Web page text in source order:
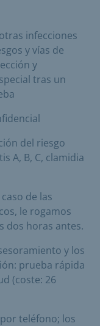
infecciones
y vías de
y
tras un
del riesgo
A, B, C, clamidia
de las
le rogamos
dos horas antes.
y los
prueba rápida
(coste: 26
teléfono; los